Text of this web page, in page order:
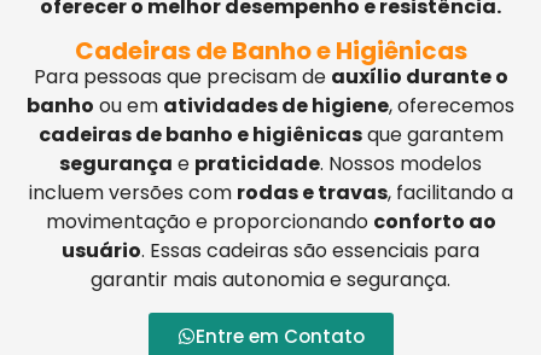
oferecer o melhor desempenho e resistência.
Cadeiras de Banho e Higiênicas
Para pessoas que precisam de auxílio durante o
banho ou em atividades de higiene, oferecemos
cadeiras de banho e higiênicasque garantem
segurança e praticidade. Nossos modelos
incluem versões com rodas e travas, facilitando a
movimentação e proporcionando conforto ao
usuário. Essas cadeiras são essenciais para
garantir mais autonomia e segurança.
Entre em Contato